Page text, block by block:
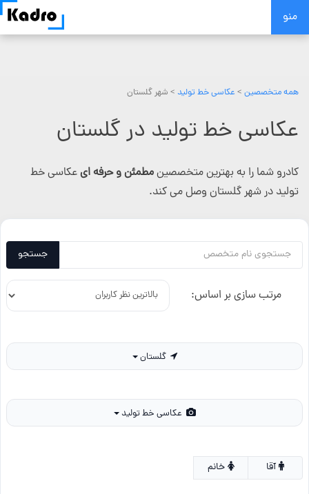
Skip
منو
همه متخصصین > عکاسی خط تولید > شهر گلستان
عکاسی خط تولید در گلستان
کادرو شما را به بهترین متخصصینمطمئن و حرفه ایعکاسی خط
تولید در شهر گلستان وصل می کند.
جستجو
مرتب سازی بر اساس:
گلستان
خانم